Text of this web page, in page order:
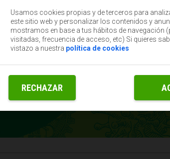
Usamos cookies propias y de terceros para
este sitio web y personalizar los contenidos y
mostramos en base a tus hábitos de navegación
visitadas, frecuencia de acceso, etc) Si quieres
vistazo a nuestra política de cookies
RECHAZAR